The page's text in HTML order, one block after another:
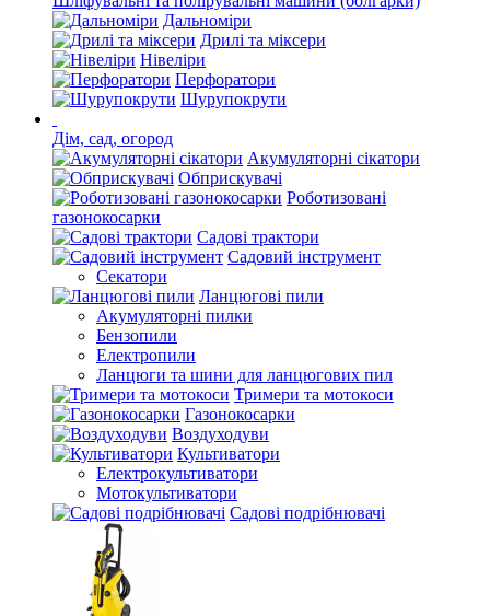
Дальноміри
Дрилі та міксери
Нівеліри
Перфоратори
Шурупокрути
Дім, сад, огород
Акумуляторні сікатори
Обприскувачі
Роботизовані
газонокосарки
Садові трактори
Садовий інструмент
Секатори
Ланцюгові пили
Акумуляторні пилки
Бензопили
Електропили
Ланцюги та шини для ланцюгових пил
Тримери та мотокоси
Газонокосарки
Воздуходуви
Культиватори
Електрокультиватори
Мотокультиватори
Садові подрібнювачі